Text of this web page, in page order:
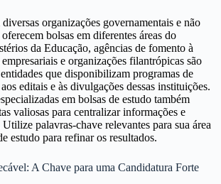
organizações governamentais e não
bolsas em diferentes áreas do
da Educação, agências de fomento à
e organizações filantrópicas são
que disponibilizam programas de
editais e às divulgações dessas instituições.
em bolsas de estudo também
valiosas para centralizar informações e
palavras-chave relevantes para sua área
estudo para refinar os resultados.
A Chave para uma Candidatura Forte